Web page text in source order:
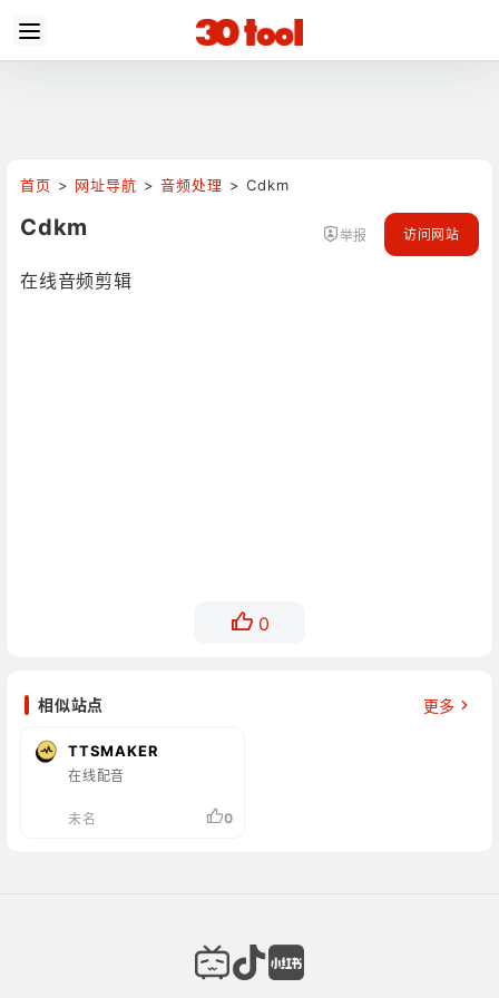
首页 > 网址导航 > 音频处理 > Cdkm
Cdkm 举报 访问网站
在线音频剪辑
0
相似站点 更多
TTSMAKER
在线配音
未名 0